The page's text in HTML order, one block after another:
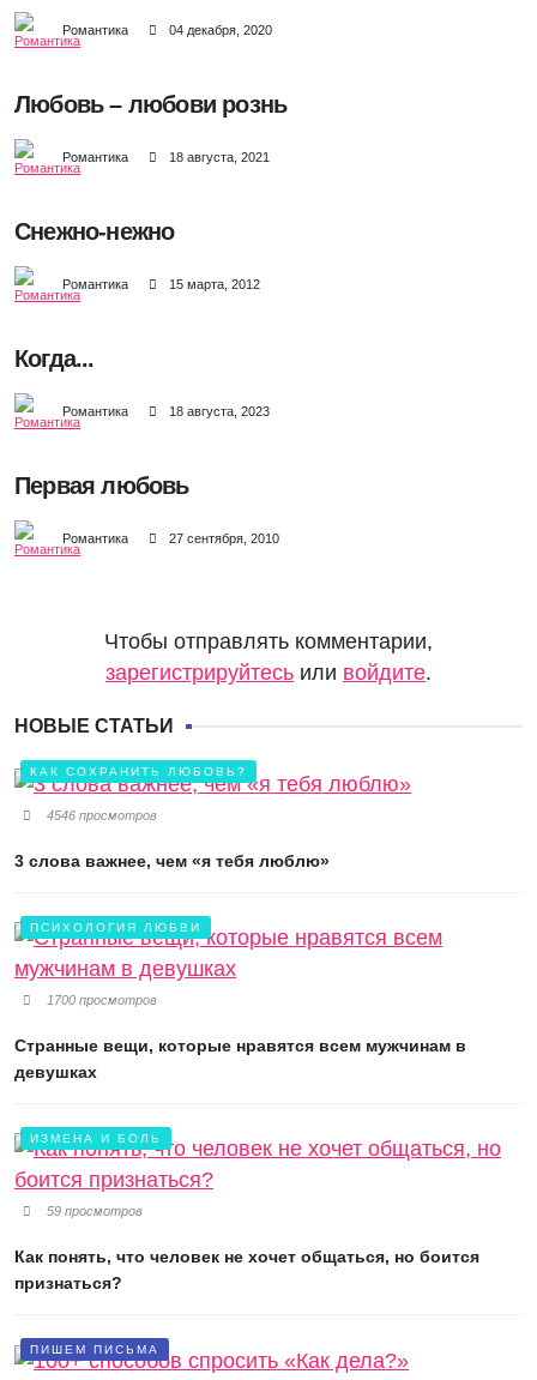
Романтика 04 декабря, 2020
Любовь – любови рознь
Романтика 18 августа, 2021
Снежно-нежно
Романтика 15 марта, 2012
Когда...
Романтика 18 августа, 2023
Первая любовь
Романтика 27 сентября, 2010
Чтобы отправлять комментарии,
зарегистрируйтесь или войдите.
НОВЫЕ СТАТЬИ
КАК СОХРАНИТЬ ЛЮБОВЬ?
4546 просмотров
3 слова важнее, чем «я тебя люблю»
ПСИХОЛОГИЯ ЛЮБВИ
1700 просмотров
Странные вещи, которые нравятся всем мужчинам в
девушках
ИЗМЕНА И БОЛЬ
59 просмотров
Как понять, что человек не хочет общаться, но боится
признаться?
ПИШЕМ ПИСЬМА